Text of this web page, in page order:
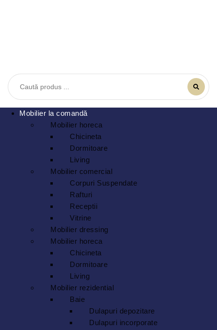
Mobilier la comandă
Mobilier horeca
Chicineta
Dormitoare
Living
Mobilier comercial
Corpuri Suspendate
Rafturi
Receptii
Vitrine
Mobilier dressing
Mobilier horeca
Chicineta
Dormitoare
Living
Mobilier rezidential
Baie
Dulapuri depozitare
Dulapuri incorporate